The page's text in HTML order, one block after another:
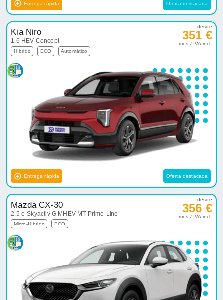
Entrega rápida Oferta destacada
Kia Niro
1.6 HEV Concept
Híbrido ECO Automático
desde
351 €
mes / IVA incl.
Entrega rápida Oferta destacada
Mazda CX-30
2.5 e-Skyactiv G MHEV MT Prime-Line
Micro-Híbrido ECO
desde
356 €
mes / IVA incl.